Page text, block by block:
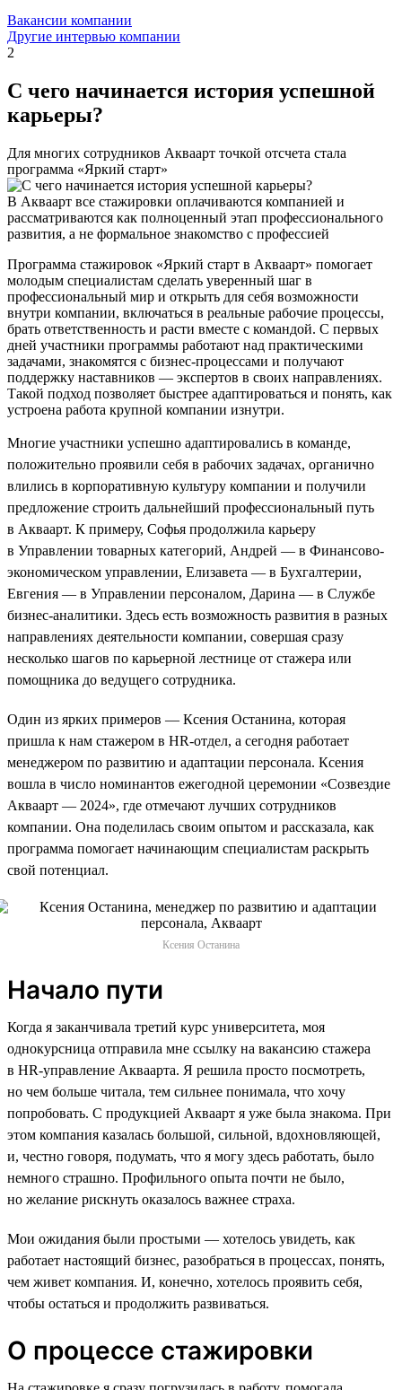
Вакансии компании
Другие интервью компании
2
С чего начинается история успешной
карьеры?
Для многих сотрудников Акваарт точкой отсчета стала
программа «Яркий старт»
В Акваарт все стажировки оплачиваются компанией и
рассматриваются как полноценный этап профессионального
развития, а не формальное знакомство с профессией
Программа стажировок «Яркий старт в Акваарт» помогает
молодым специалистам сделать уверенный шаг в
профессиональный мир и открыть для себя возможности
внутри компании, включаться в реальные рабочие процессы,
брать ответственность и расти вместе с командой. С первых
дней участники программы работают над практическими
задачами, знакомятся с бизнес-процессами и получают
поддержку наставников — экспертов в своих направлениях.
Такой подход позволяет быстрее адаптироваться и понять, как
устроена работа крупной компании изнутри.
Многие участники успешно адаптировались в команде,
положительно проявили себя в рабочих задачах, органично
влились в корпоративную культуру компании и получили
предложение строить дальнейший профессиональный путь
в Акваарт. К примеру, Софья продолжила карьеру
в Управлении товарных категорий, Андрей — в Финансово-
экономическом управлении, Елизавета — в Бухгалтерии,
Евгения — в Управлении персоналом, Дарина — в Службе
бизнес-аналитики. Здесь есть возможность развития в разных
направлениях деятельности компании, совершая сразу
несколько шагов по карьерной лестнице от стажера или
помощника до ведущего сотрудника.
Один из ярких примеров — Ксения Останина, которая
пришла к нам стажером в HR-отдел, а сегодня работает
менеджером по развитию и адаптации персонала. Ксения
вошла в число номинантов ежегодной церемонии «Созвездие
Акваарт — 2024», где отмечают лучших сотрудников
компании. Она поделилась своим опытом и рассказала, как
программа помогает начинающим специалистам раскрыть
свой потенциал.
Ксения Останина
Начало пути
Когда я заканчивала третий курс университета, моя
однокурсница отправила мне ссылку на вакансию стажера
в HR-управление Акваарта. Я решила просто посмотреть,
но чем больше читала, тем сильнее понимала, что хочу
попробовать. С продукцией Акваарт я уже была знакома. При
этом компания казалась большой, сильной, вдохновляющей,
и, честно говоря, подумать, что я могу здесь работать, было
немного страшно. Профильного опыта почти не было,
но желание рискнуть оказалось важнее страха.
Мои ожидания были простыми — хотелось увидеть, как
работает настоящий бизнес, разобраться в процессах, понять,
чем живет компания. И, конечно, хотелось проявить себя,
чтобы остаться и продолжить развиваться.
О процессе стажировки